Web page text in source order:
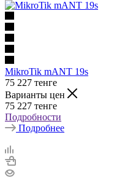
MikroTik mANT 19s
75 227 тенге
Варианты цен
75 227 тенге
Подробности
Подробнее